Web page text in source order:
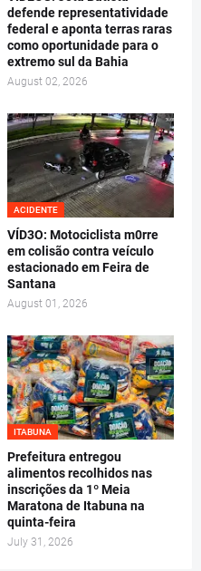
defende representatividade
federal e aponta terras raras
como oportunidade para o
extremo sul da Bahia
August 02, 2026
ACIDENTE
VÍD3O: Motociclista m0rre
em colisão contra veículo
estacionado em Feira de
Santana
August 01, 2026
ITABUNA
Prefeitura entregou
alimentos recolhidos nas
inscrições da 1º Meia
Maratona de Itabuna na
quinta-feira
July 31, 2026